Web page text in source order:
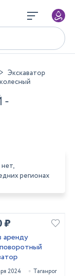
Экскаватор
колесный
-
регионах
₽
аренду
2024 Таганрог